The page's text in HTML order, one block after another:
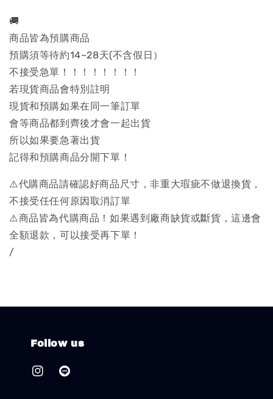
🚚
商品皆為預購商品
預購須等待約14~28天(不含假日）
不接受急單！！！！！！！！
若現貨商品會特別註明
現貨和預購如果在同一筆訂單
會等商品都到齊後才會一起出貨
所以如果要急著出貨
記得和預購商品分開下單！
⚠️代購商品請確認好商品尺寸，非重大瑕疵不做退換貨，
不接受任任何原因取消訂單
⚠️商品皆為代購商品！如果遇到廠商缺貨或斷貨，這邊會
全額退款，可以接受再下單！
/
Follow us